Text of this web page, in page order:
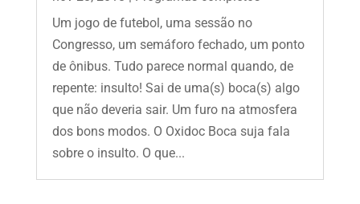
Um jogo de futebol, uma sessão no
Congresso, um semáforo fechado, um ponto
de ônibus. Tudo parece normal quando, de
repente: insulto! Sai de uma(s) boca(s) algo
que não deveria sair. Um furo na atmosfera
dos bons modos. O Oxidoc Boca suja fala
sobre o insulto. O que...